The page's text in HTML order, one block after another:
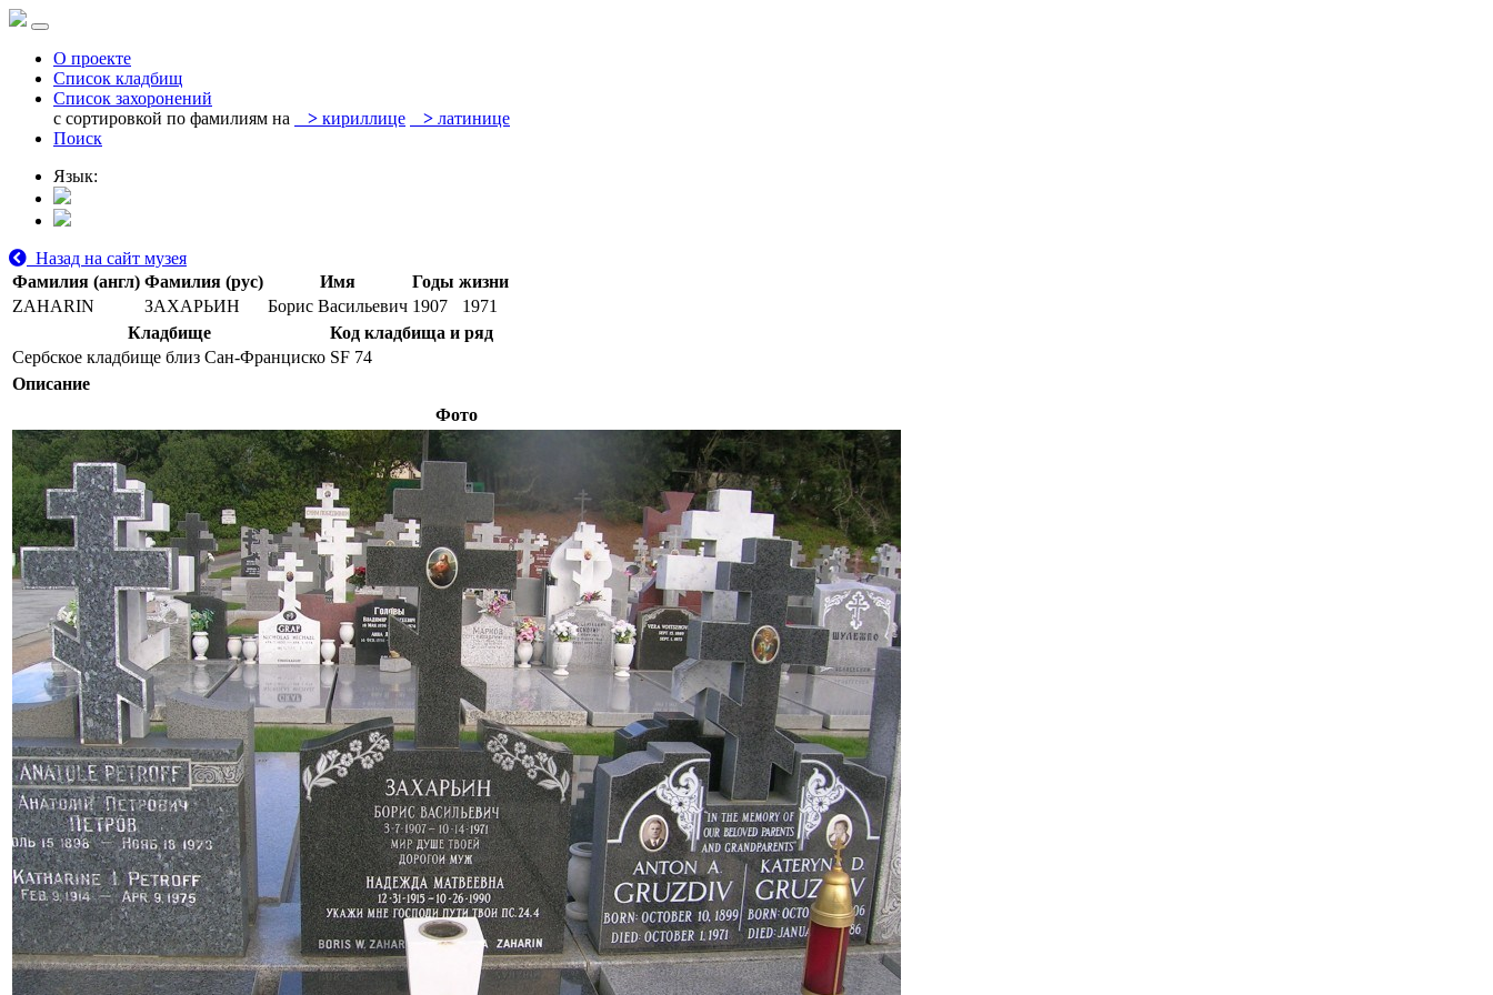
О проекте
Список кладбищ
Список захоронений
с сортировкой по фамилиям на
> кириллице > латинице
Поиск
Язык:
Назад на сайт музея
Фамилия (англ) Фамилия (рус) Имя
Годы жизни
ZAHARIN
ЗАХАРЬИН Борис Васильевич 1907
1971
Кладбище
Код кладбища и ряд
Сербское кладбище близ Сан-Франциско SF 74
Описание
Фото